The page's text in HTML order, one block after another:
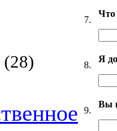
(28)
7.
Что
8.
Я
9.
Вы